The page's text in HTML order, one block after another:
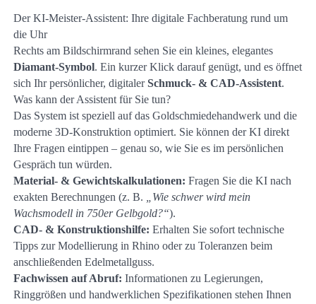
Der KI-Meister-Assistent: Ihre digitale Fachberatung rund um
die Uhr
Rechts am Bildschirmrand sehen Sie ein kleines, elegantes
Diamant-Symbol. Ein kurzer Klick darauf genügt, und es öffnet
sich Ihr persönlicher, digitalerSchmuck- & CAD-Assistent.
Was kann der Assistent für Sie tun?
Das System ist speziell auf das Goldschmiedehandwerk und die
moderne 3D-Konstruktion optimiert. Sie können der KI direkt
Ihre Fragen eintippen – genau so, wie Sie es im persönlichen
Gespräch tun würden.
Material- & Gewichtskalkulationen: Fragen Sie die KI nach
exakten Berechnungen (z. B.
„Wie schwer wird mein
Wachsmodell in 750er Gelbgold?“).
CAD- & Konstruktionshilfe: Erhalten Sie sofort technische
Tipps zur Modellierung in Rhino oder zu Toleranzen beim
anschließenden Edelmetallguss.
Fachwissen auf Abruf: Informationen zu Legierungen,
Ringgrößen und handwerklichen Spezifikationen stehen Ihnen